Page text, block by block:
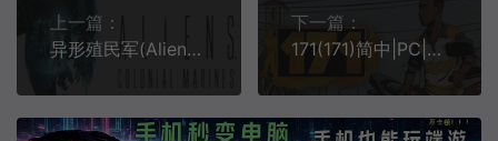
上一篇：
异形殖民军(Aliens Colonial Marines)科幻恐怖异形射击游戏|下载
下一篇：
171(171)简中|PC|ACT|开放世界动作角色扮演游戏